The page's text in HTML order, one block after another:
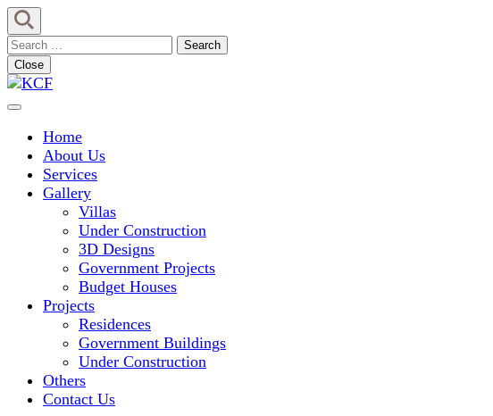
Skip
to
content
(Press
Enter)
Search
for:
Close
KCFHome
About Us
Services
Gallery
Villas
Under Construction
3D Designs
Government Projects
Budget Houses
Projects
Residences
Government Buildings
Under Construction
Others
Contact Us